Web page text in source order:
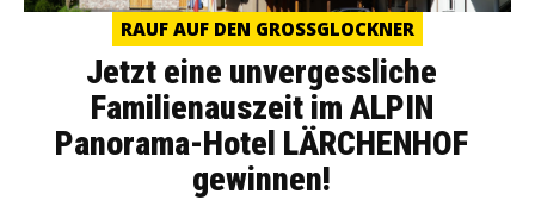
RAUF AUF DEN GROSSGLOCKNER
Jetzt eine unvergessliche
Familienauszeit im ALPIN
Panorama-Hotel LÄRCHENHOF
gewinnen!